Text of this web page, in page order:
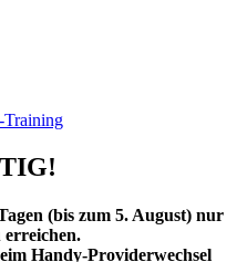
Training
(bis zum 5. August) nur
Handy-Providerwechsel